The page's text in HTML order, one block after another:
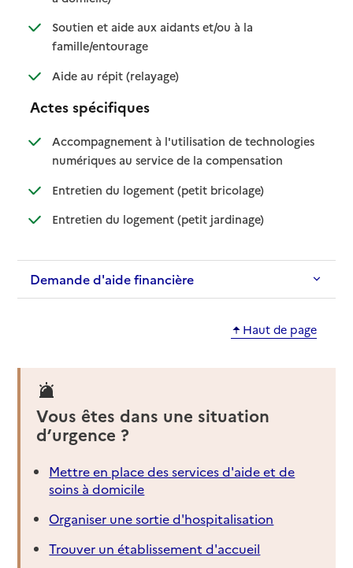
Soutien et aide aux aidants et/ou à la
famille/entourage: disponible
: non disponible
Aide au répit (relayage): disponible
: non disponible
Actes spécifiques
Accompagnement à l'utilisation de technologies
numériques au service de la compensation: disponible
: non disponible
Entretien du logement (petit bricolage): disponible
: non disponible
Entretien du logement (petit jardinage): disponible
: non disponible
Demande d'aide financière
Haut de page
Vous êtes dans une situation
d’urgence ?
Mettre en place des services d'aide et de
soins à domicile
Organiser une sortie d'hospitalisation
Trouver un établissement d'accueil